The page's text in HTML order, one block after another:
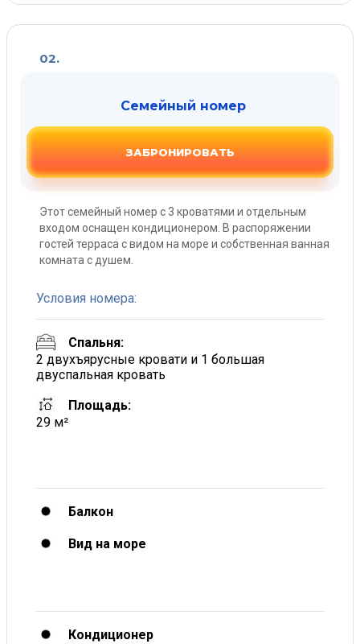
02.
Семейный номер
ЗАБРОНИРОВАТЬ
Этот семейный номер с 3 кроватями и отдельным
входом оснащен кондиционером. В распоряжении
гостей терраса с видом на море и собственная ванная
комната с душем.
Условия номера:
Спальня:
2 двухъярусные кровати и 1 большая
двуспальная кровать
Площадь:
29 м²
Балкон
Вид на море
Кондиционер